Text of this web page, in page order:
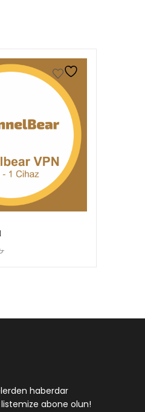
haberdar
abone olun!